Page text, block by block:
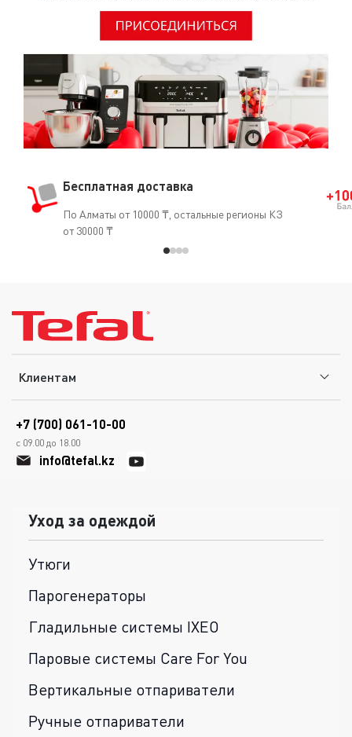
Бесплатная доставка
По Алматы от 10000 ₸, остальные регионы КЗ
от 30000 ₸
Клиентам
+7 (700) 061-10-00
с 09.00 до 18.00
info@tefal.kz
Уход за одеждой
Утюги
Парогенераторы
Гладильные системы IXEO
Паровые системы Care For You
Вертикальные отпариватели
Ручные отпариватели